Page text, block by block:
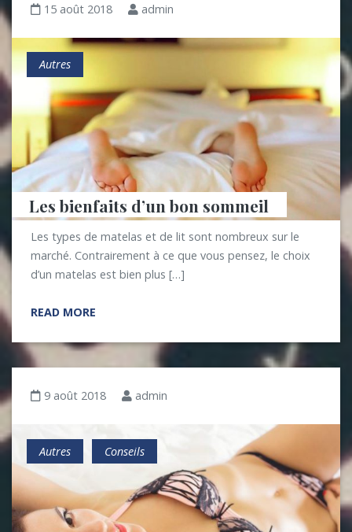
15 août 2018 admin
Autres
Les bienfaits d’un bon sommeil
Les types de matelas et de lit sont nombreux sur le
marché. Contrairement à ce que vous pensez, le choix
d’un matelas est bien plus […]
READ MORE
9 août 2018 admin
Autres Conseils